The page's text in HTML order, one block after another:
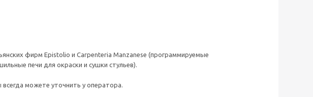
фирм Epistolio и Carpenteria Manzanese (программируемые
печи для окраски и сушки стульев).
можете уточнить у оператора.